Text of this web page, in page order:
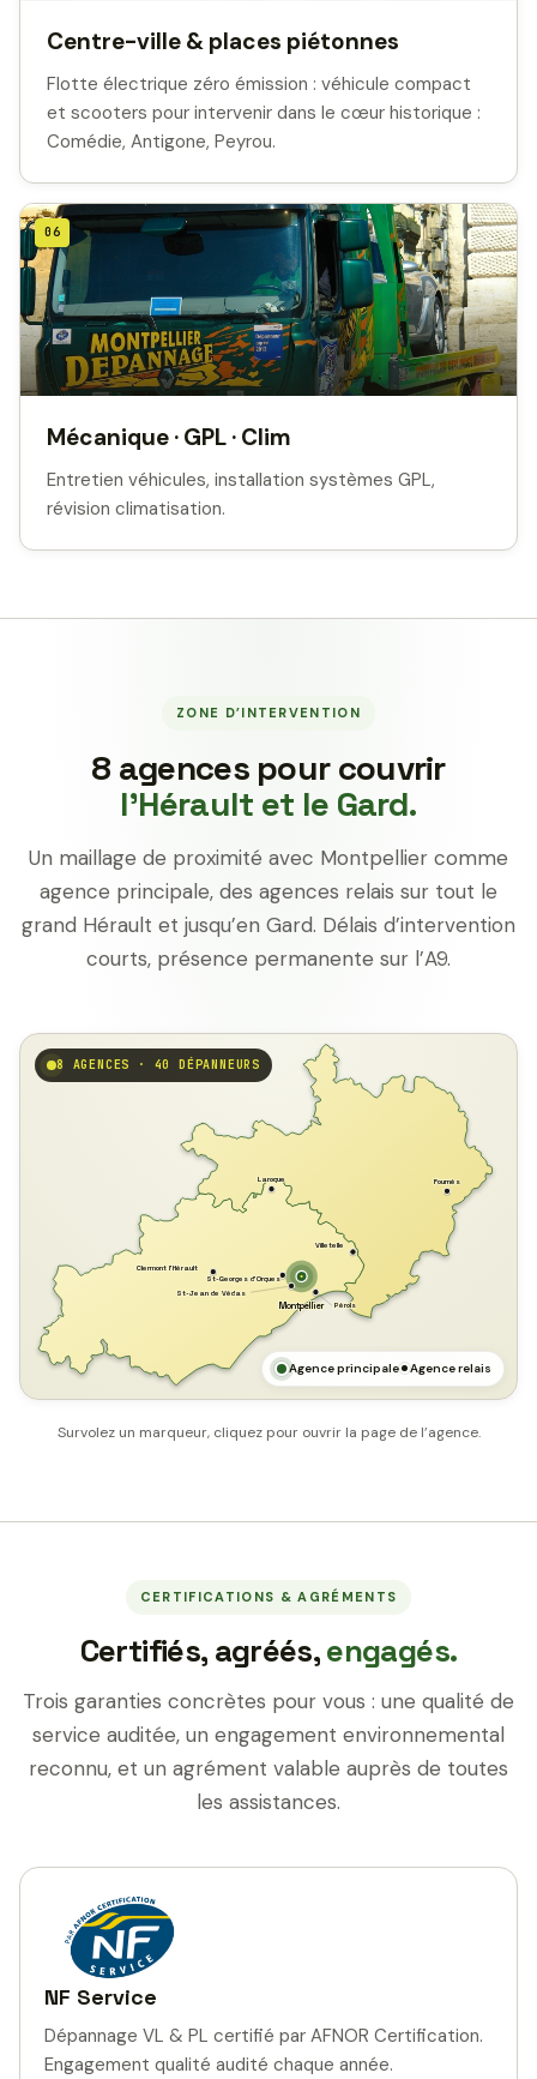
Centre-ville & places piétonnes
Flotte électrique zéro émission : véhicule compact
et scooters pour intervenir dans le cœur historique :
Comédie, Antigone, Peyrou.
06
Mécanique · GPL · Clim
Entretien véhicules, installation systèmes GPL,
révision climatisation.
ZONE D’INTERVENTION
8 agences pour couvrir
l’Hérault et le Gard.
Un maillage de proximité avec Montpellier comme
agence principale, des agences relais sur tout le
grand Hérault et jusqu’en Gard. Délais d’intervention
courts, présence permanente sur l’A9.
Montpellier Pérols
Laroque Fournès
Villetelle
St-Georges d'Orques
Clermont l'Hérault
St-Jean de Védas
8 AGENCES · 40 DÉPANNEURS
Agence principale Agence relais
Survolez un marqueur, cliquez pour ouvrir la page de l’agence.
CERTIFICATIONS & AGRÉMENTS
Certifiés, agréés,engagés.
Trois garanties concrètes pour vous : une qualité de
service auditée, un engagement environnemental
reconnu, et un agrément valable auprès de toutes
les assistances.
NF Service
Dépannage VL & PL certifié par AFNOR Certification.
Engagement qualité audité chaque année.